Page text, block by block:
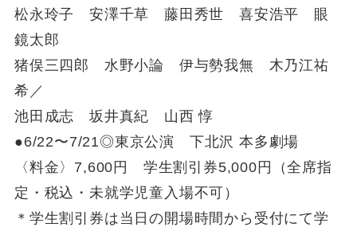
松永玲子 安澤千草 藤田秀世 喜安浩平 眼
鏡太郎
猪俣三四郎 水野小論 伊与勢我無 木乃江祐
希／
池田成志 坂井真紀 山西 惇
●6/22〜7/21◎東京公演 下北沢 本多劇場
〈料金〉7,600円 学生割引券5,000円（全席指
定・税込・未就学児童入場不可）
＊学生割引券は当日の開場時間から受付にて学